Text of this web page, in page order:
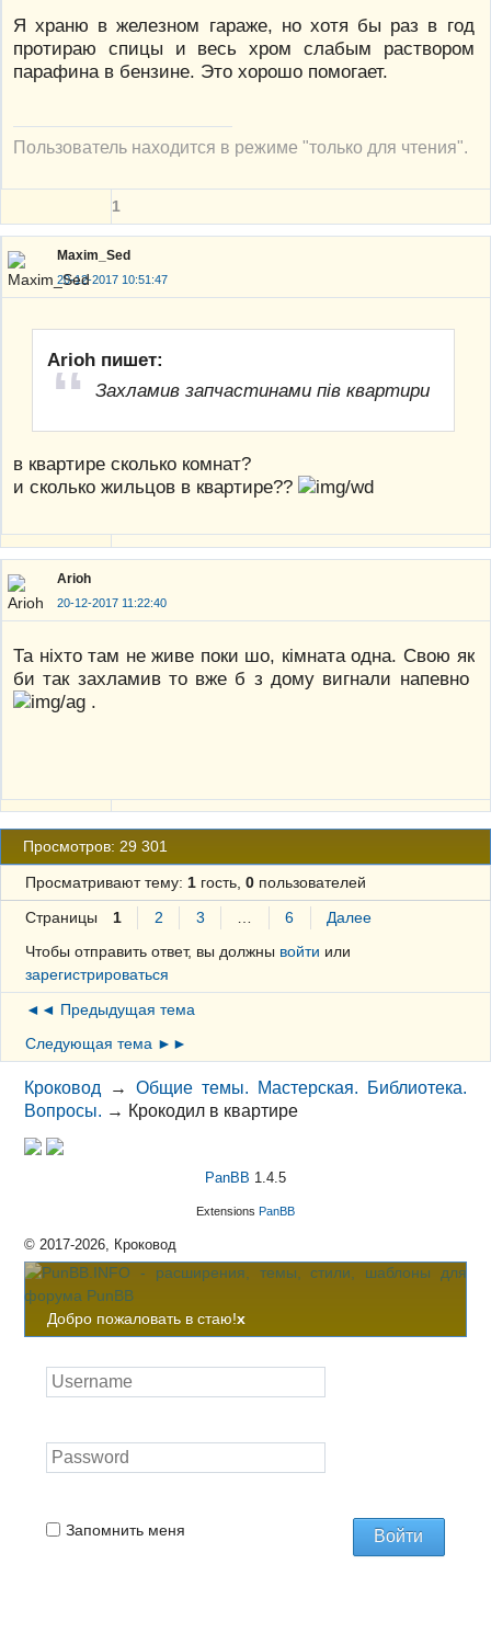
Я храню в железном гараже, но хотя бы раз в год
протираю спицы и весь хром слабым раствором
парафина в бензине. Это хорошо помогает.
Пользователь находится в режиме "только для чтения".
1
Maxim_Sed
20-12-2017 10:51:47
Arioh пишет:
Захламив запчастинами пів квартири
в квартире сколько комнат?
и сколько жильцов в квартире??
Arioh
20-12-2017 11:22:40
Та ніхто там не живе поки шо, кімната одна. Свою як
би так захламив то вже б з дому вигнали напевно
.
Просмотров: 29 301
Просматривают тему: 1гость, 0пользователей
Страницы 1 2 3 6
Далее
Чтобы отправить ответ, вы должны войти или
зарегистрироваться
◄◄ Предыдущая тема
Следующая тема ►►
Кроковод →Общие темы. Мастерская. Библиотека.
Вопросы. → Крокодил в квартире
PanBB 1.4.5
Extensions PanBB
© 2017-2026, Кроковод
Добро пожаловать в стаю!x
Запомнить меня